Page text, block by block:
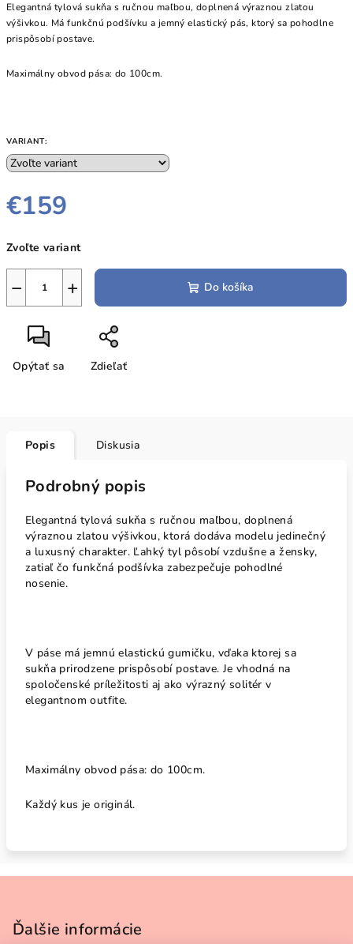
Elegantná tylová sukňa s ručnou maľbou, doplnená výraznou zlatou
výšivkou. Má funkčnú podšívku a jemný elastický pás, ktorý sa pohodlne
prispôsobí postave.
Maximálny obvod pása: do 100cm.
VARIANT:
€159
cena:
Zvoľte variant
+
− Do košíka
Opýtať sa Zdieľať
Popis Diskusia
Podrobný popis
Elegantná tylová sukňa s ručnou maľbou, doplnená
výraznou zlatou výšivkou, ktorá dodáva modelu jedinečný
a luxusný charakter. Ľahký tyl pôsobí vzdušne a žensky,
zatiaľ čo funkčná podšívka zabezpečuje pohodlné
nosenie.
V páse má jemnú elastickú gumičku, vďaka ktorej sa
sukňa prirodzene prispôsobí postave. Je vhodná na
spoločenské príležitosti aj ako výrazný solitér v
elegantnom outfite.
Maximálny obvod pása: do 100cm.
Každý kus je originál.
Ďalšie informácie